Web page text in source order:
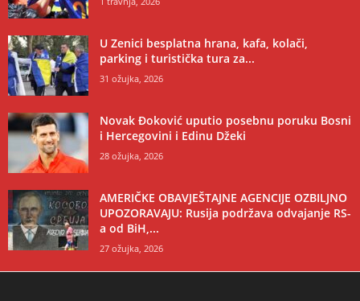
U Zenici besplatna hrana, kafa, kolači,
parking i turistička tura za...
31 ožujka, 2026
Novak Đoković uputio posebnu poruku Bosni
i Hercegovini i Edinu Džeki
28 ožujka, 2026
AMERIČKE OBAVJEŠTAJNE AGENCIJE OZBILJNO
UPOZORAVAJU: Rusija podržava odvajanje RS-
a od BiH,...
27 ožujka, 2026